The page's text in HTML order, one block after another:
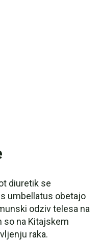
diuretik se
umbellatus obetajo
odziv telesa na
so na Kitajskem
raka.